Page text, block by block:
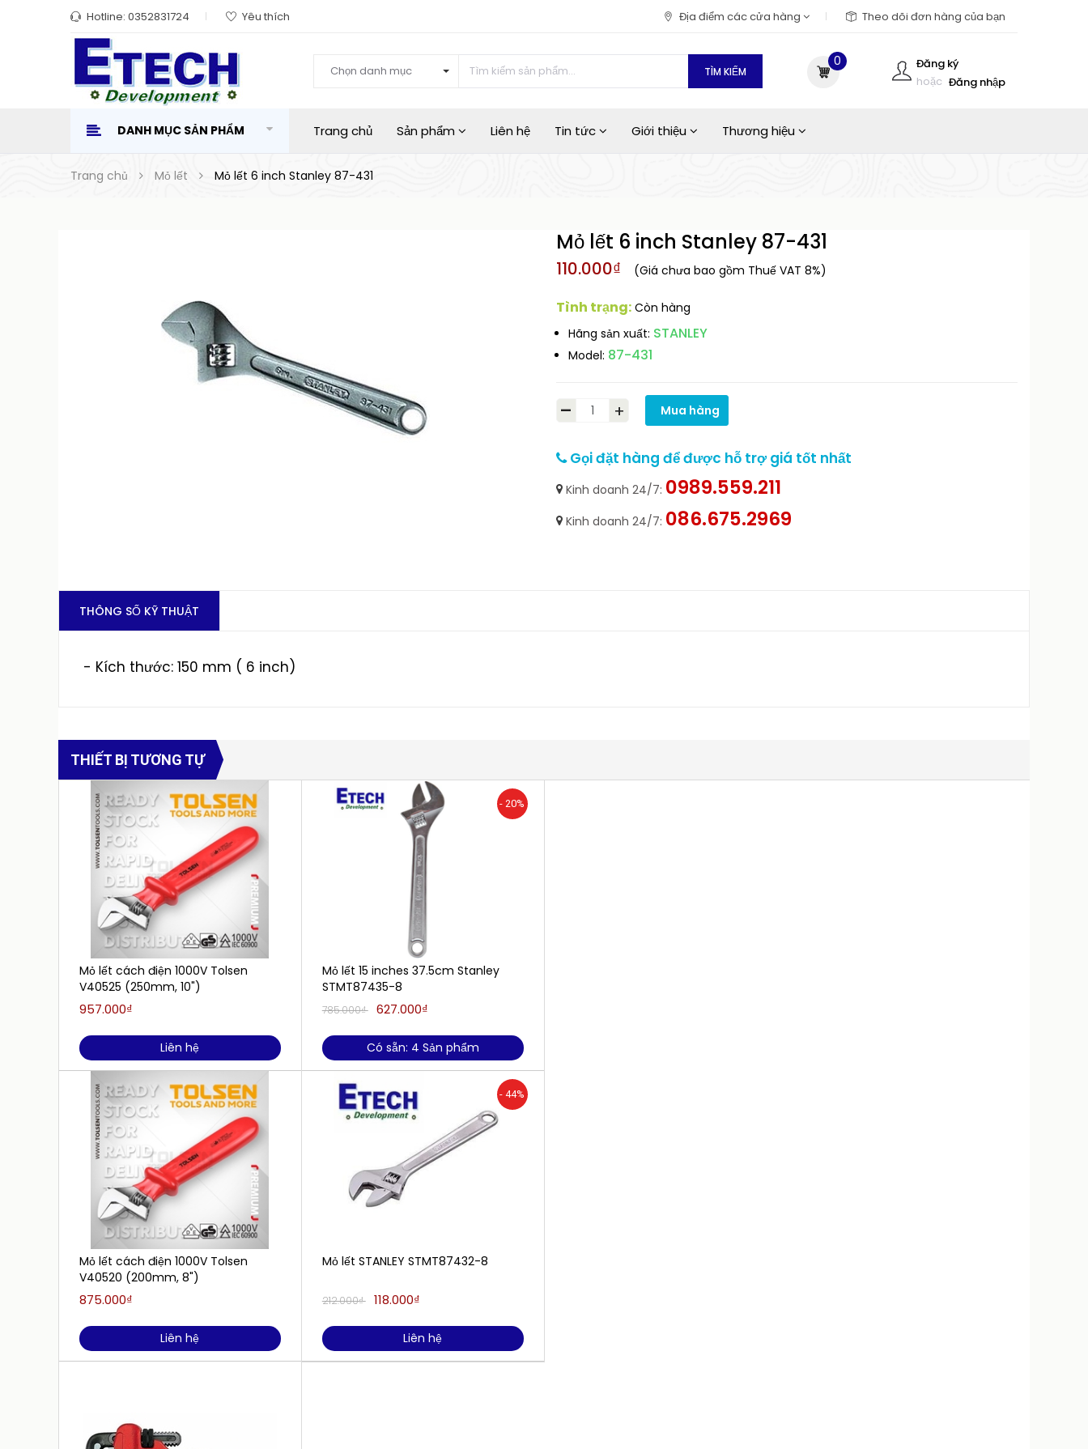
Hotline: 0352831724 Yêu thích Địa điểm các cửa hàng Theo dõi đơn hàng của bạn
Chọn danh mục TÌM KIẾM
Đăng ký
hoặc Đăng nhập
0
DANH MỤC SẢN PHẨM Trang chủ Sản phẩm Liên hệ Tin tức Giới thiệu Thương hiệu
Trang chủ Mỏ lết Mỏ lết 6 inch Stanley 87-431
Mỏ lết 6 inch Stanley 87-431
110.000₫ (Giá chưa bao gồm Thuế VAT 8%)
Tình trạng: Còn hàng
Hãng sản xuất: STANLEY
Model: 87-431
- + Mua hàng
Gọi đặt hàng để được hỗ trợ giá tốt nhất
Kinh doanh 24/7: 0989.559.211
Kinh doanh 24/7: 086.675.2969
THÔNG SỐ KỸ THUẬT
- Kích thước: 150 mm ( 6 inch)
THIẾT BỊ TƯƠNG TỰ
Mỏ lết cách điện 1000V Tolsen
V40525 (250mm, 10")
957.000₫
Liên hệ
Mỏ lết cách điện 1000V Tolsen
V40520 (200mm, 8")
875.000₫
Liên hệ
- 20%
Mỏ lết 15 inches 37.5cm Stanley
STMT87435-8
785.000₫ 627.000₫
Có sẵn: 4 Sản phẩm
- 44%
Mỏ lết STANLEY STMT87432-8
212.000₫ 118.000₫
Liên hệ